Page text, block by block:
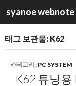
syanoe webnote
색
츠
로
건
태그 보관물: K62
카테고리 : PC SYSTEM
K62 튜닝용